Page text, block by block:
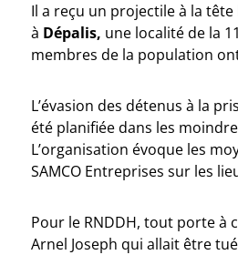
Il a reçu un projectile à la
à Dépalis, une localité de la 11
membres de la population
L’évasion des détenus à la
été planifiée dans les
L’organisation évoque les
SAMCO Entreprises sur les
Pour le RNDDH, tout porte à
Arnel Joseph qui allait être